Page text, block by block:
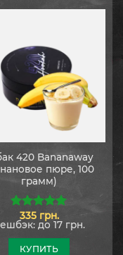
420 Bananaway
пюре, 100
грамм)
5.00из 5
335 грн.
до 17 грн.
КУПИТЬ